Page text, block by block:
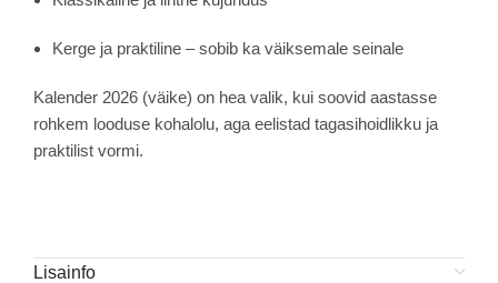
Kerge ja praktiline – sobib ka väiksemale seinale
Kalender 2026 (väike) on hea valik, kui soovid aastasse
rohkem looduse kohalolu, aga eelistad tagasihoidlikku ja
praktilist vormi.
Lisainfo